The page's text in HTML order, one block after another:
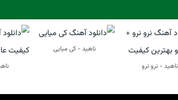
ناهيد - نرو نرو
ناهيد - کی میایی